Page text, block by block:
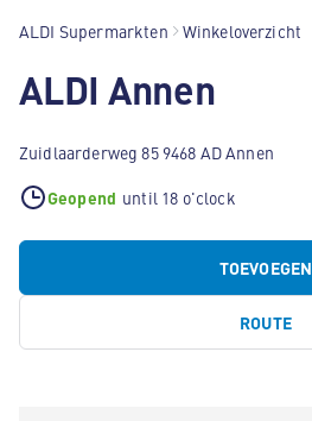
ALDI Supermarkten Winkeloverzicht
ALDI Annen
Zuidlaarderweg 85 9468 AD Annen
Geopend until 18 o'clock
TOEVOEGEN
ROUTE